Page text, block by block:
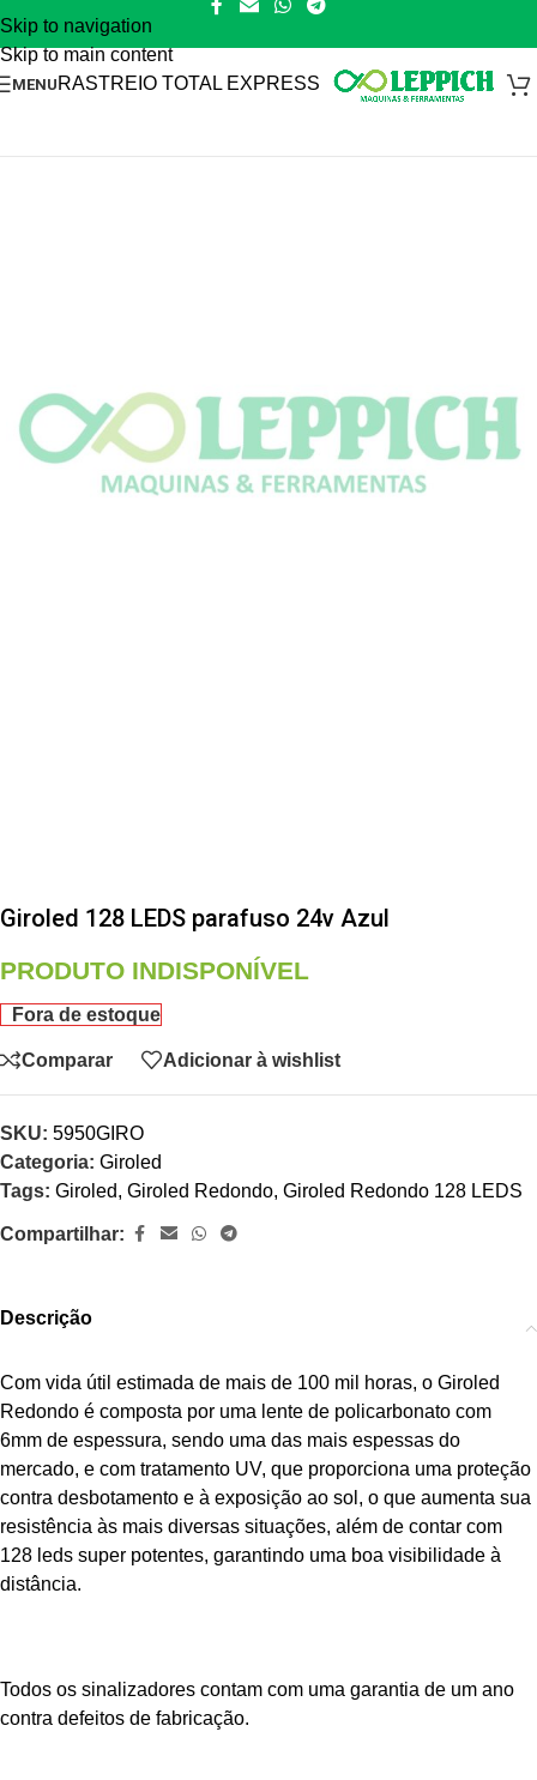
Skip to navigation
Skip to main content
MENU RASTREIO TOTAL EXPRESS
Giroled 128 LEDS parafuso 24v Azul
PRODUTO INDISPONÍVEL
Fora de estoque
Comparar Adicionar à wishlist
SKU: 5950GIRO
Categoria: Giroled
Tags: Giroled, Giroled Redondo, Giroled Redondo 128 LEDS
Compartilhar:
Descrição
Com vida útil estimada de mais de 100 mil horas, o Giroled
Redondo é composta por uma lente de policarbonato com
6mm de espessura, sendo uma das mais espessas do
mercado, e com tratamento UV, que proporciona uma proteção
contra desbotamento e à exposição ao sol, o que aumenta sua
resistência às mais diversas situações, além de contar com
128 leds super potentes, garantindo uma boa visibilidade à
distância.
Todos os sinalizadores contam com uma garantia de um ano
contra defeitos de fabricação.